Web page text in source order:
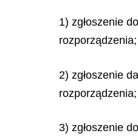
1) zgłoszenie
rozporządzenia;
2) zgłoszenie
rozporządzenia;
3) zgłoszenie